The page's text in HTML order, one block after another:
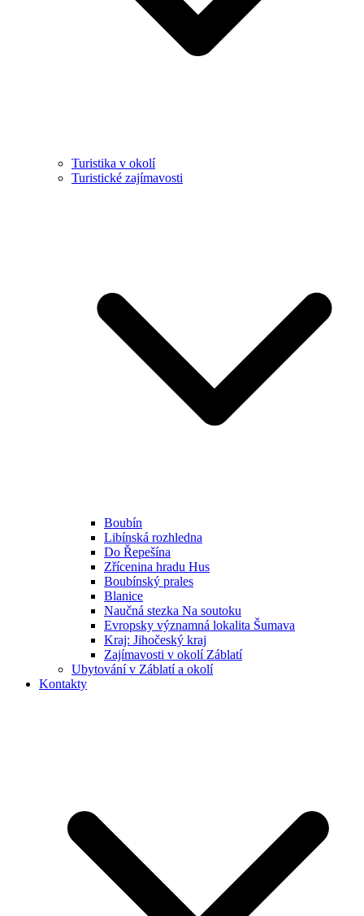
Turistika v okolí
Turistické zajímavosti
Boubín
Libínská rozhledna
Do Řepešína
Zřícenina hradu Hus
Boubínský prales
Blanice
Naučná stezka Na soutoku
Evropsky významná lokalita Šumava
Kraj: Jihočeský kraj
Zajímavosti v okolí Záblatí
Ubytování v Záblatí a okolí
Kontakty